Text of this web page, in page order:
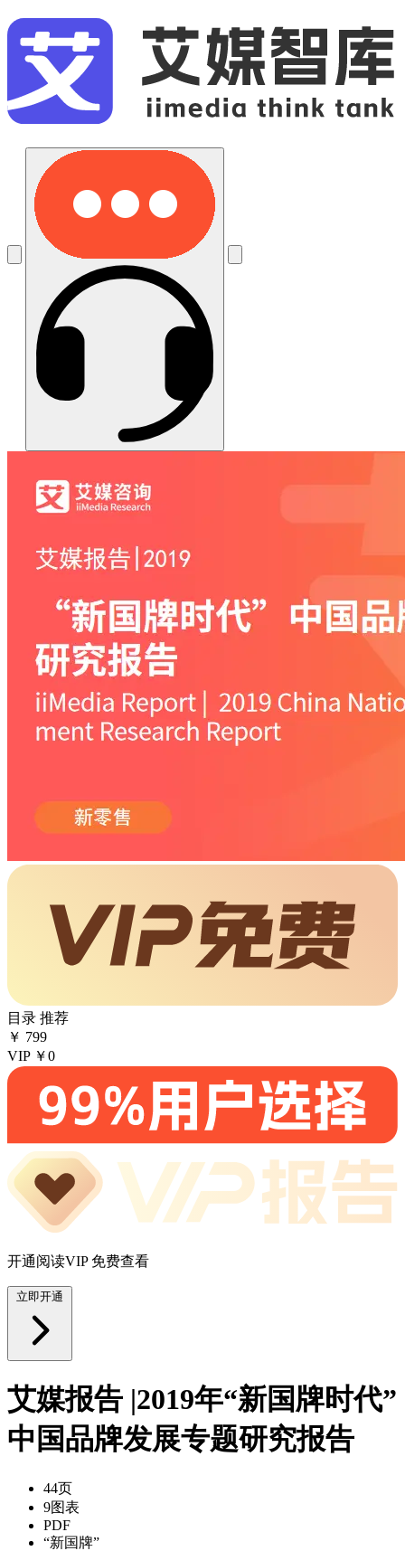
目录 推荐
￥ 799
VIP ￥0
开通阅读VIP 免费查看
立即开通
艾媒报告 |2019年“新国牌时代”
中国品牌发展专题研究报告
44页
9图表
PDF
“新国牌”